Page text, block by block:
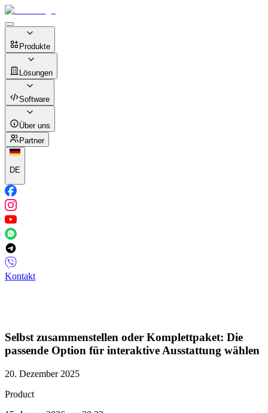
Produkte
Lösungen
Software
Über uns
Partner
DE
Kontakt
Selbst zusammenstellen oder Komplettpaket: Die
passende Option für interaktive Ausstattung wählen
20. Dezember 2025
Product